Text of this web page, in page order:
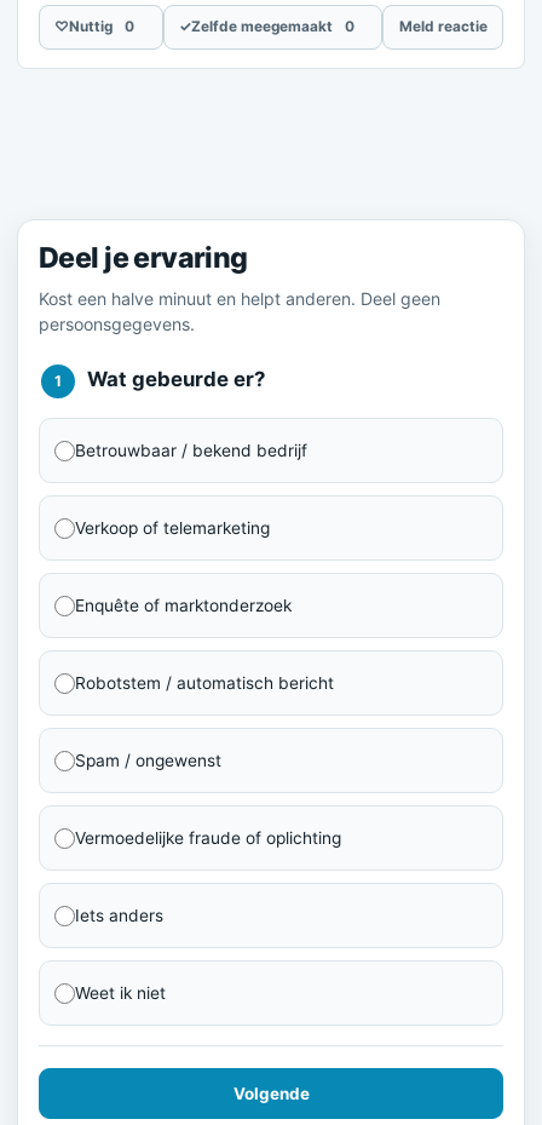
♡Nuttig 0 ✓Zelfde meegemaakt 0 Meld reactie
Deel je ervaring
Kost een halve minuut en helpt anderen. Deel geen
persoonsgegevens.
1 Wat gebeurde er?
Betrouwbaar / bekend bedrijf
Verkoop of telemarketing
Enquête of marktonderzoek
Robotstem / automatisch bericht
Spam / ongewenst
Vermoedelijke fraude of oplichting
Iets anders
Weet ik niet
Volgende